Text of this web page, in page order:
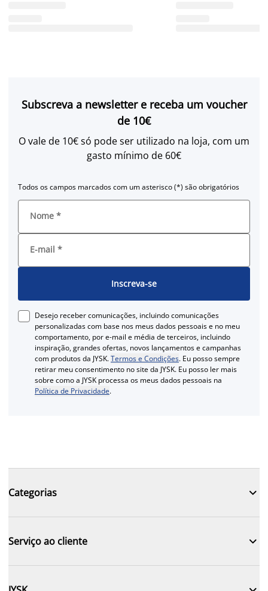
Subscreva a newsletter e receba um voucher
de 10€
O vale de 10€ só pode ser utilizado na loja, com um
gasto mínimo de 60€
Todos os campos marcados com um asterisco (*) são obrigatórios
Nome *
E-mail *
Inscreva-se
Desejo receber comunicações, incluindo comunicações
personalizadas com base nos meus dados pessoais e no meu
comportamento, por e-mail e média de terceiros, incluindo
inspiração, grandes ofertas, novos lançamentos e campanhas
com produtos da JYSK.Termos e Condições. Eu posso sempre
retirar meu consentimento no site da JYSK. Eu posso ler mais
sobre como a JYSK processa os meus dados pessoais na
Política de Privacidade.
Categorias 
Serviço ao cliente 